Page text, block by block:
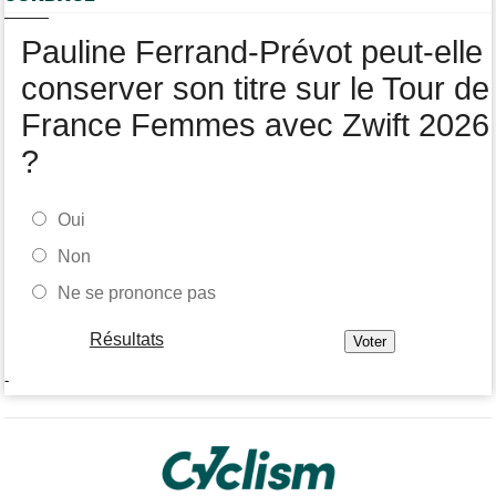
Nos vidéos de cyclisme sont sur Youtube : Cyclism'Actu TV
Pauline Ferrand-Prévot peut-elle
conserver son titre sur le Tour de
France Femmes avec Zwift 2026
?
Oui
Non
Ne se prononce pas
Résultats
-